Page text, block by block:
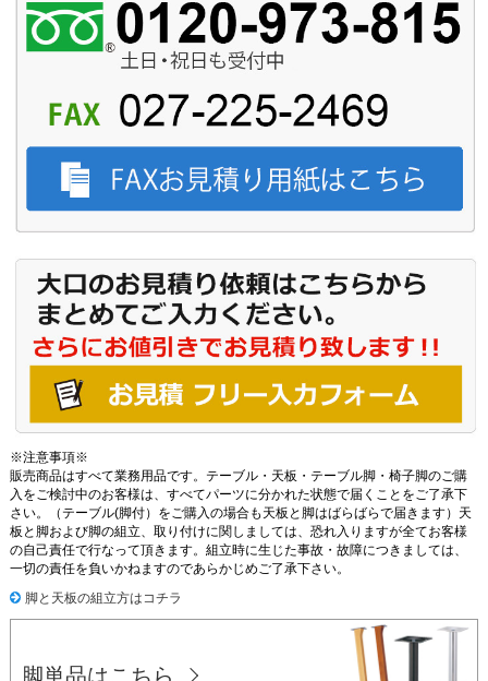
※注意事項※
販売商品はすべて業務用品です。テーブル・天板・テーブル脚・椅子脚のご購
入をご検討中のお客様は、すべてパーツに分かれた状態で届くことをご了承下
さい。（テーブル(脚付）をご購入の場合も天板と脚はばらばらで届きます）天
板と脚および脚の組立、取り付けに関しましては、恐れ入りますが全てお客様
の自己責任で行なって頂きます。組立時に生じた事故・故障につきましては、
一切の責任を負いかねますのであらかじめご了承下さい。
脚と天板の組立方はコチラ
脚単品はこちら